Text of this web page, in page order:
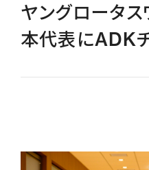
ヤングロータス
本代表にADK